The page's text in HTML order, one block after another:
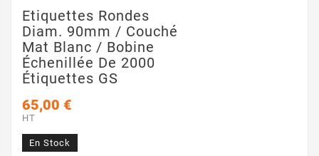
Etiquettes Rondes
Diam. 90mm / Couché
Mat Blanc / Bobine
Échenillée De 2000
Étiquettes GS
65,00 €
HT
En Stock